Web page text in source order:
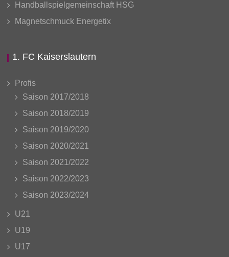
Handballspielgemeinschaft HSG
Magnetschmuck Energetix
1. FC Kaiserslautern
Profis
Saison 2017/2018
Saison 2018/2019
Saison 2019/2020
Saison 2020/2021
Saison 2021/2022
Saison 2022/2023
Saison 2023/2024
U21
U19
U17